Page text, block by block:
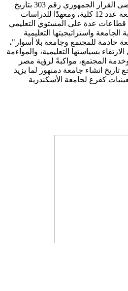
تأسست جامعة دمنهور بمقتضى القرار الجمهوري رقم 303 بتاريخ
26-10-2010، هذا وتضم الجامعة عدد 12 كلية، ومعهدًا للدراسات
قطاعات عدة على المستوي التعليمي
واستراتيجيتها التعليمية
خادمة للمجتمع وجامعة بلا أسوار"،
بسياستها التعليمية، والمواءمة
المجتمع، مواكبةً لرؤية مصر
تاريخ انشاء جامعة دمنهور لما يزيد
كفرع لجامعة الأسكندرية